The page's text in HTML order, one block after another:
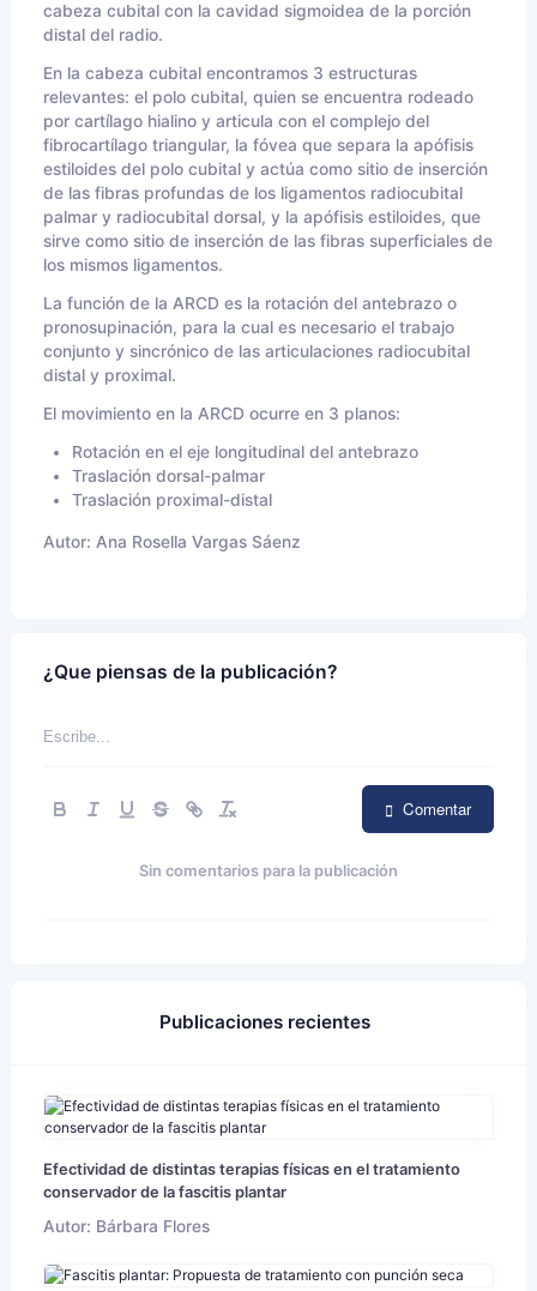
cabeza cubital con la cavidad sigmoidea de la porción
distal del radio.
En la cabeza cubital encontramos 3 estructuras
relevantes: el polo cubital, quien se encuentra rodeado
por cartílago hialino y articula con el complejo del
fibrocartílago triangular, la fóvea que separa la apófisis
estiloides del polo cubital y actúa como sitio de inserción
de las fibras profundas de los ligamentos radiocubital
palmar y radiocubital dorsal, y la apófisis estiloides, que
sirve como sitio de inserción de las fibras superficiales de
los mismos ligamentos.
La función de la ARCD es la rotación del antebrazo o
pronosupinación, para la cual es necesario el trabajo
conjunto y sincrónico de las articulaciones radiocubital
distal y proximal.
El movimiento en la ARCD ocurre en 3 planos:
Rotación en el eje longitudinal del antebrazo
Traslación dorsal-palmar
Traslación proximal-distal
Autor: Ana Rosella Vargas Sáenz
¿Que piensas de la publicación?
Comentar
Sin comentarios para la publicación
Publicaciones recientes
Efectividad de distintas terapias físicas en el tratamiento
conservador de la fascitis plantar
Autor: Bárbara Flores